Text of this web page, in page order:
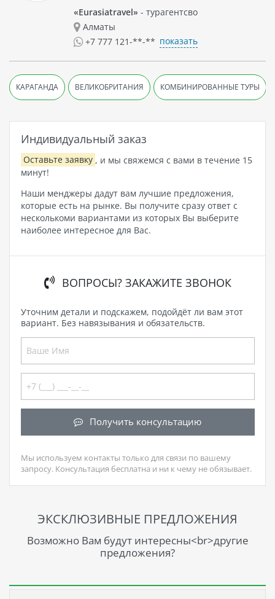
Индивидуальный заказ
Оставьте заявку , и мы свяжемся с вами в течение 15
минут!
Наши менджеры дадут вам лучшие предложения,
которые есть на рынке. Вы получите сразу ответ с
несколькоми вариантами из которых Вы выберите
наиболее интересное для Вас.
ВОПРОСЫ? ЗАКАЖИТЕ ЗВОНОК
Уточним детали и подскажем, подойдёт ли вам этот
вариант. Без навязывания и обязательств.
Получить консультацию
Мы используем контакты только для связи по вашему
запросу. Консультация бесплатна и ни к чему не обязывает.
ЭКСКЛЮЗИВНЫЕ ПРЕДЛОЖЕНИЯ
Возможно Вам будут интересны<br>другие
предложения?
«Eurasiatravel» - турагентсво
Алматы
+7 777 121-**-** показать
КАРАГАНДА ВЕЛИКОБРИТАНИЯ КОМБИНИРОВАННЫЕ ТУРЫ